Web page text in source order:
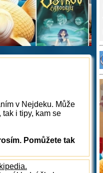
v Nejdeku. Může
i tipy, kam se
Pomůžete tak